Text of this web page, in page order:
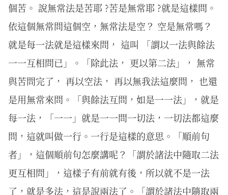
個苦。 說無常法是苦耶 ?苦是無常耶 ?就是這樣問。
依這個無常問這個空，無常法是空？ 空是無常嗎？
就是每一法就是這樣來問， 這叫 「謂以一法與餘法
一一互相問已」。「除此法， 更以第二法」， 無常
與苦問完了， 再以空法， 再以無我法這麼問， 也還
是用無常來問。「與餘法互問，如是一一法」，就是
每一法，「一一」就是一一問一切法，一切法都這麼
問，這就叫做一行。一行是這樣的意思。「順前句
者」，這個順前句怎麼講呢？「謂於諸法中隨取二法
更互相問」，這樣子有前就有後，所以就不是一法
了，就是多法，這是說兩法了。「謂於諸法中隨取兩